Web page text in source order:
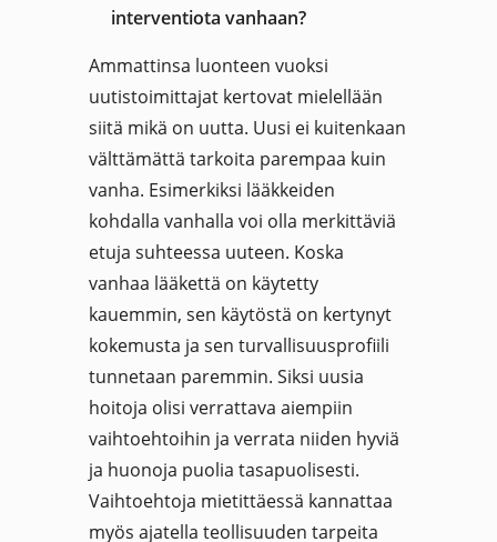
interventiota vanhaan?
Ammattinsa luonteen vuoksi
uutistoimittajat kertovat mielellään
siitä mikä on uutta. Uusi ei kuitenkaan
välttämättä tarkoita parempaa kuin
vanha. Esimerkiksi lääkkeiden
kohdalla vanhalla voi olla merkittäviä
etuja suhteessa uuteen. Koska
vanhaa lääkettä on käytetty
kauemmin, sen käytöstä on kertynyt
kokemusta ja sen turvallisuusprofiili
tunnetaan paremmin. Siksi uusia
hoitoja olisi verrattava aiempiin
vaihtoehtoihin ja verrata niiden hyviä
ja huonoja puolia tasapuolisesti.
Vaihtoehtoja mietittäessä kannattaa
myös ajatella teollisuuden tarpeita